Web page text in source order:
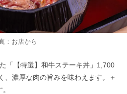
：お店から
「【特選】和牛ステーキ丼」1,700
、濃厚な肉の旨みを味わえます。＋